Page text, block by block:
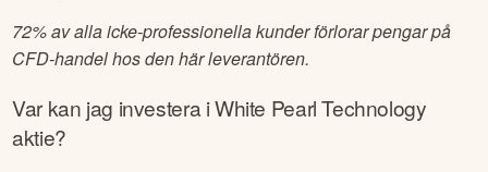
72% av alla icke-professionella kunder förlorar pengar på
CFD-handel hos den här leverantören.
Var kan jag investera iWhite Pearl Technology
aktie?